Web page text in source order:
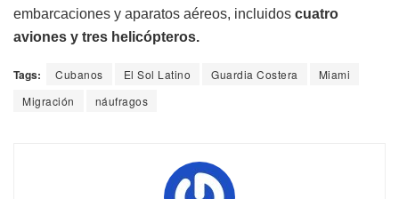
embarcaciones y aparatos aéreos, incluidos cuatro
aviones y tres helicópteros.
Tags: Cubanos El Sol Latino Guardia Costera
Miami
Migración
náufragos